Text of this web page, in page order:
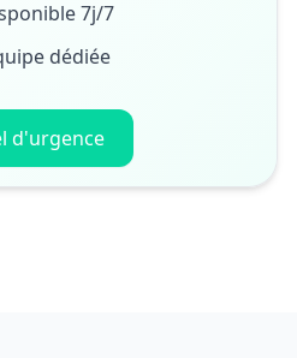
7j/7
dédiée
d'urgence